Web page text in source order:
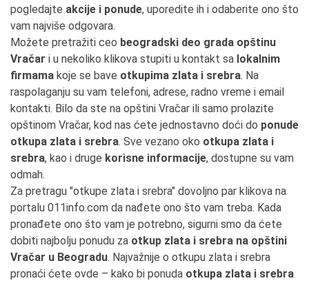
pogledajte akcije i ponude, uporedite ih i odaberite ono što
vam najviše odgovara.
Možete pretražiti ceo beogradski deo grada opštinu
Vračar i u nekoliko klikova stupiti u kontakt sa lokalnim
firmama koje se bave otkupima zlata i srebra. Na
raspolaganju su vam telefoni, adrese, radno vreme i email
kontakti. Bilo da ste na opštini Vračar ili samo prolazite
opštinom Vračar, kod nas ćete jednostavno doći do ponude
otkupa zlata i srebra. Sve vezano oko otkupa zlata i
srebra, kao i druge korisne informacije, dostupne su vam
odmah.
Za pretragu "otkupe zlata i srebra" dovoljno par klikova na
portalu 011info.com da nađete ono što vam treba. Kada
pronađete ono što vam je potrebno, sigurni smo da ćete
dobiti najbolju ponudu za otkup zlata i srebra na opštini
Vračar u Beogradu. Najvažnije o otkupu zlata i srebra
pronaći ćete ovde – kako bi ponuda otkupa zlata i srebra